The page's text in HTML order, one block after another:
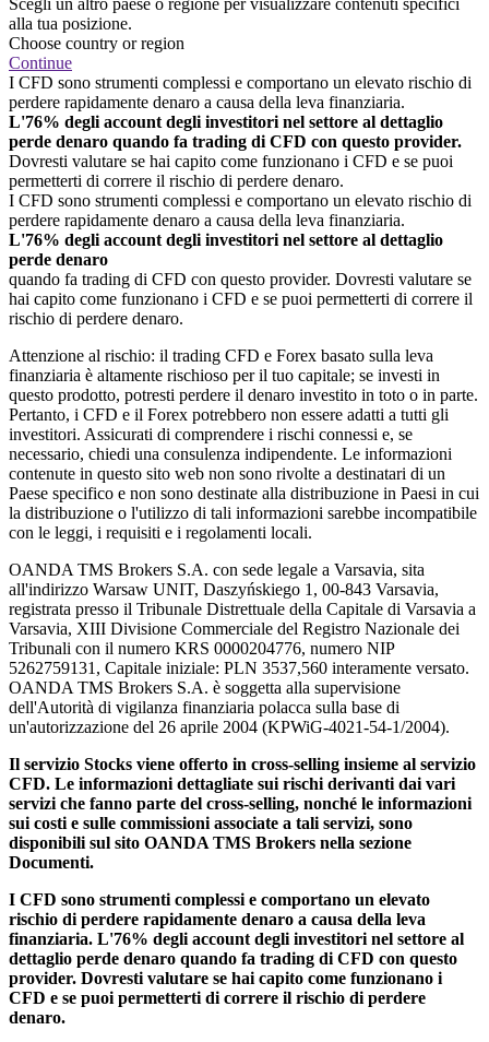
alla tua posizione.
Choose country or region
Continue
I CFD sono strumenti complessi e comportano un elevato rischio di
perdere rapidamente denaro a causa della leva finanziaria.
L'76% degli account degli investitori nel settore al dettaglio
perde denaro quando fa trading di CFD con questo provider.
Dovresti valutare se hai capito come funzionano i CFD e se puoi
permetterti di correre il rischio di perdere denaro.
I CFD sono strumenti complessi e comportano un elevato rischio di
perdere rapidamente denaro a causa della leva finanziaria.
L'76% degli account degli investitori nel settore al dettaglio
perde denaro
quando fa trading di CFD con questo provider. Dovresti valutare se
hai capito come funzionano i CFD e se puoi permetterti di correre il
rischio di perdere denaro.
Attenzione al rischio: il trading CFD e Forex basato sulla leva
finanziaria è altamente rischioso per il tuo capitale; se investi in
questo prodotto, potresti perdere il denaro investito in toto o in parte.
Pertanto, i CFD e il Forex potrebbero non essere adatti a tutti gli
investitori. Assicurati di comprendere i rischi connessi e, se
necessario, chiedi una consulenza indipendente. Le informazioni
contenute in questo sito web non sono rivolte a destinatari di un
Paese specifico e non sono destinate alla distribuzione in Paesi in cui
la distribuzione o l'utilizzo di tali informazioni sarebbe incompatibile
con le leggi, i requisiti e i regolamenti locali.
OANDA TMS Brokers S.A. con sede legale a Varsavia, sita
all'indirizzo Warsaw UNIT, Daszyńskiego 1, 00-843 Varsavia,
registrata presso il Tribunale Distrettuale della Capitale di Varsavia a
Varsavia, XIII Divisione Commerciale del Registro Nazionale dei
Tribunali con il numero KRS 0000204776, numero NIP
5262759131, Capitale iniziale: PLN 3537,560 interamente versato.
OANDA TMS Brokers S.A. è soggetta alla supervisione
dell'Autorità di vigilanza finanziaria polacca sulla base di
un'autorizzazione del 26 aprile 2004 (KPWiG-4021-54-1/2004).
Il servizio Stocks viene offerto in cross-selling insieme al servizio
CFD. Le informazioni dettagliate sui rischi derivanti dai vari
servizi che fanno parte del cross-selling, nonché le informazioni
sui costi e sulle commissioni associate a tali servizi, sono
disponibili sul sito OANDA TMS Brokers nella sezione
Documenti.
I CFD sono strumenti complessi e comportano un elevato
rischio di perdere rapidamente denaro a causa della leva
finanziaria. L'76% degli account degli investitori nel settore al
dettaglio perde denaro quando fa trading di CFD con questo
provider. Dovresti valutare se hai capito come funzionano i
CFD e se puoi permetterti di correre il rischio di perdere
denaro.